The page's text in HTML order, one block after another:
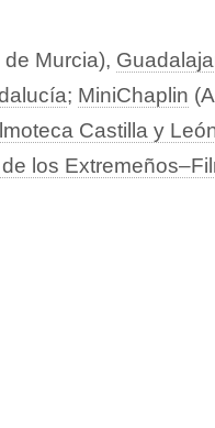
Murcia),
; MiniChaplin
Castilla y
los